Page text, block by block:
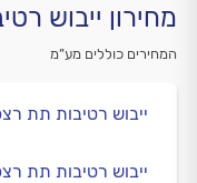
מחירון ייבוש
המחירים כוללים מע”מ
ייבוש רטיבות תת
ייבוש רטיבות תת